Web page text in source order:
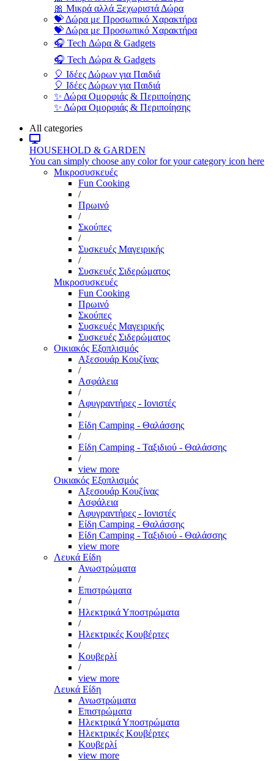
🎀 Μικρά αλλά Ξεχωριστά Δώρα
💝 Δώρα με Προσωπικό Χαρακτήρα
💝 Δώρα με Προσωπικό Χαρακτήρα
🎧 Tech Δώρα & Gadgets
🎧 Tech Δώρα & Gadgets
🎈 Ιδέες Δώρων για Παιδιά
🎈 Ιδέες Δώρων για Παιδιά
✨ Δώρα Ομορφιάς & Περιποίησης
✨ Δώρα Ομορφιάς & Περιποίησης
All categories
HOUSEHOLD & GARDEN
You can simply choose any color for your category icon here
Μικροσυσκευές
Fun Cooking
/
Πρωινό
/
Σκούπες
/
Συσκευές Μαγειρικής
/
Συσκευές Σιδερώματος
Μικροσυσκευές
Fun Cooking
Πρωινό
Σκούπες
Συσκευές Μαγειρικής
Συσκευές Σιδερώματος
Οικιακός Εξοπλισμός
Αξεσουάρ Κουζίνας
/
Ασφάλεια
/
Αφυγραντήρες - Ιονιστές
/
Είδη Camping - Θαλάσσης
/
Είδη Camping - Ταξιδιού - Θαλάσσης
/
view more
Οικιακός Εξοπλισμός
Αξεσουάρ Κουζίνας
Ασφάλεια
Αφυγραντήρες - Ιονιστές
Είδη Camping - Θαλάσσης
Είδη Camping - Ταξιδιού - Θαλάσσης
view more
Λευκά Είδη
Ανωστρώματα
/
Επιστρώματα
/
Ηλεκτρικά Υποστρώματα
/
Ηλεκτρικές Κουβέρτες
/
Κουβερλί
/
view more
Λευκά Είδη
Ανωστρώματα
Επιστρώματα
Ηλεκτρικά Υποστρώματα
Ηλεκτρικές Κουβέρτες
Κουβερλί
view more